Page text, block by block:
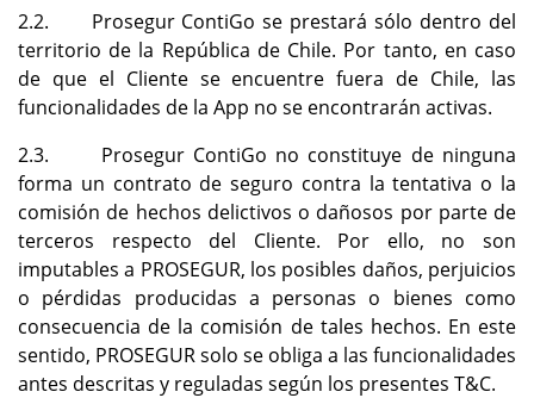
2.2. Prosegur ContiGo se prestará sólo dentro del
territorio de la República de Chile. Por tanto, en caso
de que el Cliente se encuentre fuera de Chile, las
funcionalidades de la App no se encontrarán activas.
2.3. Prosegur ContiGo no constituye de ninguna
forma un contrato de seguro contra la tentativa o la
comisión de hechos delictivos o dañosos por parte de
terceros respecto del Cliente. Por ello, no son
imputables a PROSEGUR, los posibles daños, perjuicios
o pérdidas producidas a personas o bienes como
consecuencia de la comisión de tales hechos. En este
sentido, PROSEGUR solo se obliga a las funcionalidades
antes descritas y reguladas según los presentes T&C.